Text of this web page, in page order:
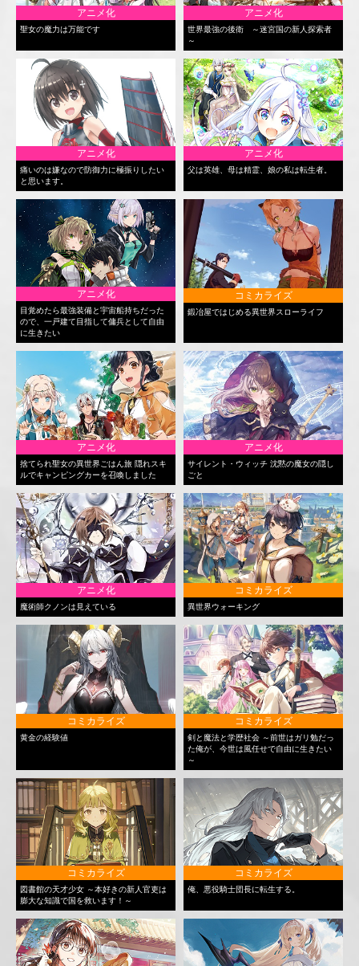
アニメ化
聖女の魔力は万能です
アニメ化
世界最強の後衛 ～迷宮国の新人探索者
～
アニメ化
痛いのは嫌なので防御力に極振りしたい
と思います。
アニメ化
父は英雄、母は精霊、娘の私は転生者。
アニメ化
目覚めたら最強装備と宇宙船持ちだった
ので、一戸建て目指して傭兵として自由
に生きたい
コミカライズ
鍛冶屋ではじめる異世界スローライフ
アニメ化
捨てられ聖女の異世界ごはん旅 隠れスキ
ルでキャンピングカーを召喚しました
アニメ化
サイレント・ウィッチ 沈黙の魔女の隠し
ごと
アニメ化
魔術師クノンは見えている
コミカライズ
異世界ウォーキング
コミカライズ
黄金の経験値
コミカライズ
剣と魔法と学歴社会 ～前世はガリ勉だっ
た俺が、今世は風任せで自由に生きたい
～
コミカライズ
図書館の天才少女 ～本好きの新人官吏は
膨大な知識で国を救います！～
コミカライズ
俺、悪役騎士団長に転生する。